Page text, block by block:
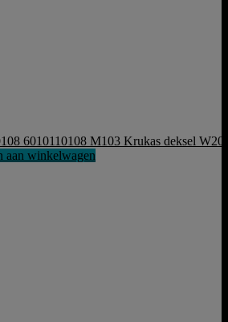
6010110108 M103 Krukas deksel
aan winkelwagen